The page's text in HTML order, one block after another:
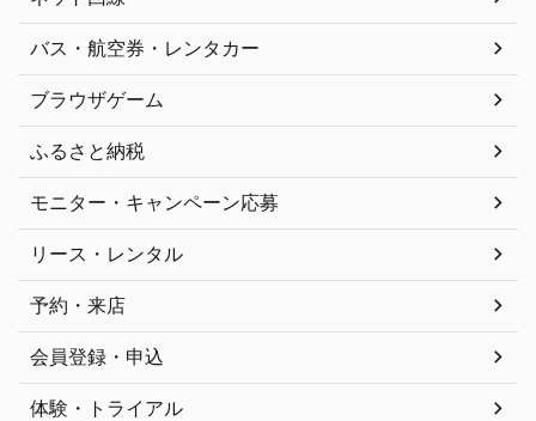
バス・航空券・レンタカー
ブラウザゲーム
ふるさと納税
モニター・キャンペーン応募
リース・レンタル
予約・来店
会員登録・申込
体験・トライアル